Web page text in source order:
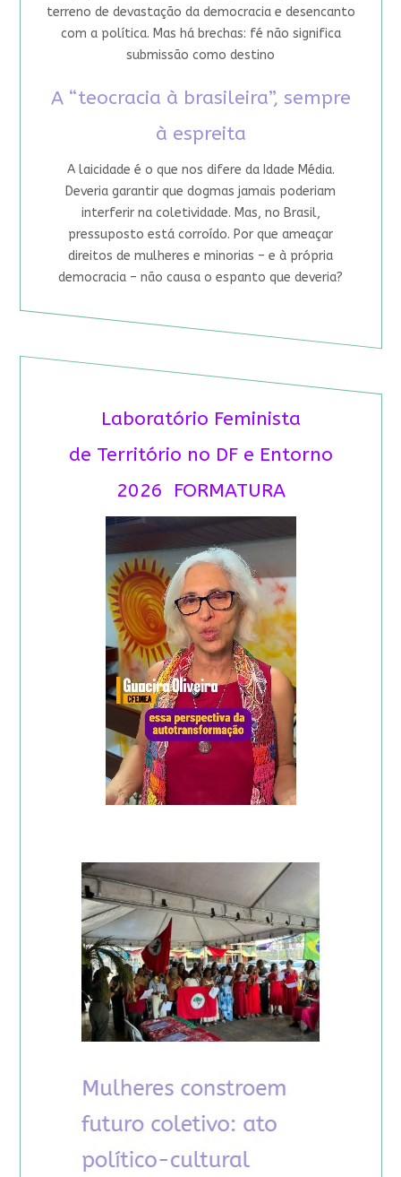
terreno de devastação da democracia e desencanto
com a política. Mas há brechas: fé não significa
submissão como destino
A “teocracia à brasileira”, sempre
à espreita
A laicidade é o que nos difere da Idade Média.
Deveria garantir que dogmas jamais poderiam
interferir na coletividade. Mas, no Brasil,
pressuposto está corroído. Por que ameaçar
direitos de mulheres e minorias – e à própria
democracia – não causa o espanto que deveria?
Laboratório Feminista
de Território no DF e Entorno
2026 FORMATURA